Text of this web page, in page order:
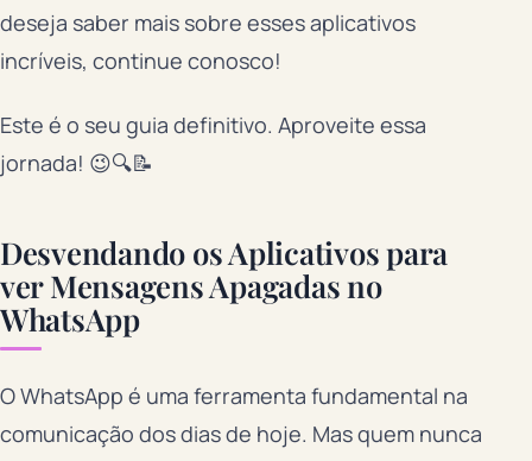
deseja saber mais sobre esses aplicativos
incríveis, continue conosco!
Este é o seu guia definitivo. Aproveite essa
jornada! 😉🔍📝
Desvendando os Aplicativos para
ver Mensagens Apagadas no
WhatsApp
O WhatsApp é uma ferramenta fundamental na
comunicação dos dias de hoje. Mas quem nunca